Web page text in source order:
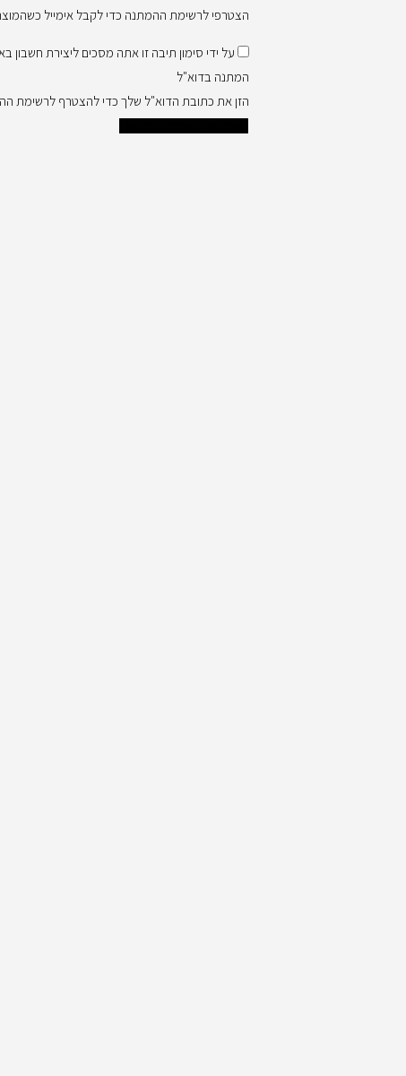
הצטרפי לרשימת ההמתנה כדי לקבל אימייל כשהמוצר
על ידי סימון תיבה זו אתה מסכים ליצירת
המתנה בדוא"ל
הזן את כתובת הדוא"ל שלך כדי להצטרף לרשימת